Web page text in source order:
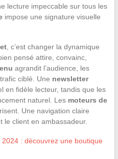
lecture impeccable sur tous les
impose une signature visuelle
, c’est changer la dynamique
pensé attire, convainc,
agrandit l’audience, les
ciblé. Une newsletter
en fidèle lecteur, tandis que les
naturel. Les moteurs de
Une navigation claire
le client en ambassadeur.
: découvrez une boutique